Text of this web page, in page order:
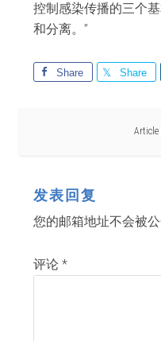
控制感染传播的三个
和分离。”
Share Share
Article
发表回复
您的邮箱地址不会被公
评论*